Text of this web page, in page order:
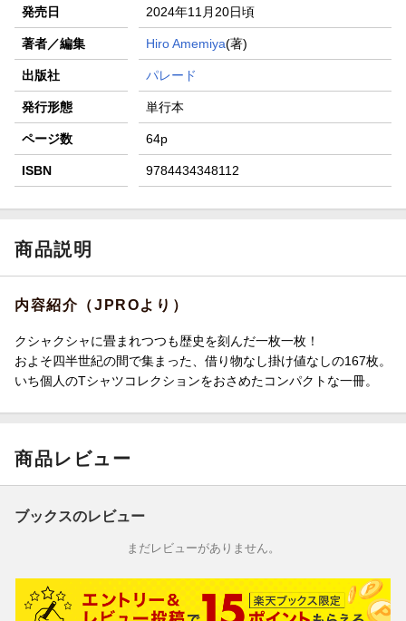
発売日 2024年11月20日頃
著者／編集 Hiro Amemiya(著)
出版社 パレード
発行形態 単行本
ページ数 64p
ISBN 9784434348112
商品説明
内容紹介（JPROより）
クシャクシャに畳まれつつも歴史を刻んだ一枚一枚！
およそ四半世紀の間で集まった、借り物なし掛け値なしの167枚。
いち個人のTシャツコレクションをおさめたコンパクトな一冊。
商品レビュー
ブックスのレビュー
まだレビューがありません。